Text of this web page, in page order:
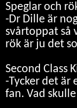
Speglar och
-Dr Dille är
svårtoppat så
rök är ju det
Second Class
-Tycker det är
fan. Vad